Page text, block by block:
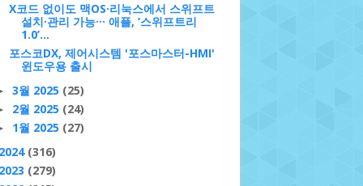
X코드 없이도 맥OS·리눅스에서 스위프트
설치·관리 가능··· 애플, ‘스위프트리
1.0’...
포스코DX, 제어시스템 '포스마스터-HMI'
윈도우용 출시
3월 2025 (25)
2월 2025 (24)
1월 2025 (27)
(316)
(279)